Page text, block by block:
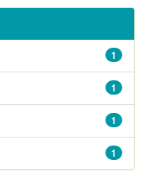
1
1
1
1